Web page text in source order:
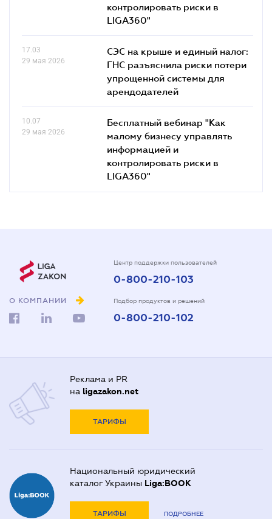
контролировать риски в
LIGA360"
17.03
29 мая 2026
СЭС на крыше и единый налог:
ГНС разъяснила риски потери
упрощенной системы для
арендодателей
10.07
29 мая 2026
Бесплатный вебинар "Как
малому бизнесу управлять
информацией и
контролировать риски в
LIGA360"
О КОМПАНИИ
Центр поддержки пользователей
0-800-210-103
Подбор продуктов и решений
0-800-210-102
Реклама и PR
на ligazakon.net
ТАРИФЫ
Национальный юридический
каталог Украины Liga:BOOK
ТАРИФЫ ПОДРОБНЕЕ